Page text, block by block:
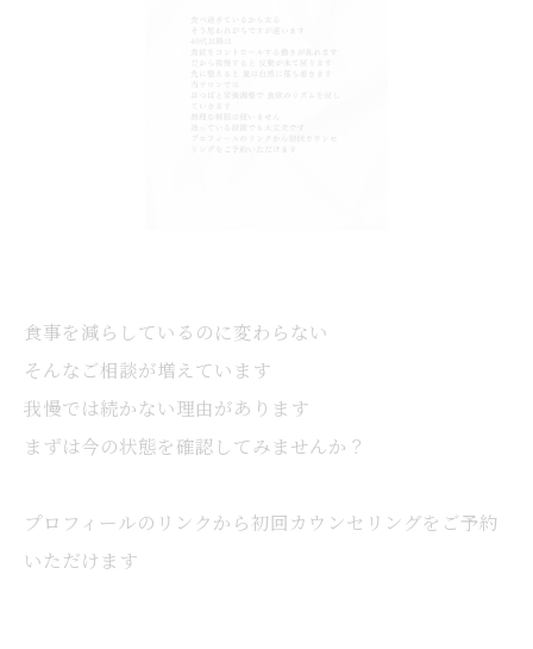
食事を減らしているのに変わらない
そんなご相談が増えています
我慢では続かない理由があります
まずは今の状態を確認してみませんか？
プロフィールのリンクから初回カウンセリングをご予約
いただけます